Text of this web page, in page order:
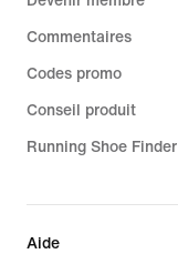
Commentaires
Codes promo
Conseil produit
Running Shoe Finder
Aide